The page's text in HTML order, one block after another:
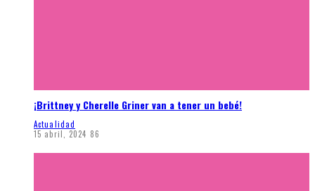
¡Brittney y Cherelle Griner van a tener un bebé!
Actualidad
15 abril, 2024 86